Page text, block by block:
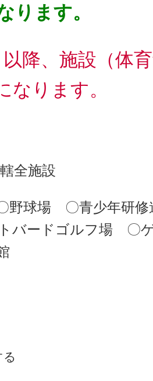
ります。
降、施設（体
なります。
全施設
球場 〇青少年研修
バードゴルフ場 〇